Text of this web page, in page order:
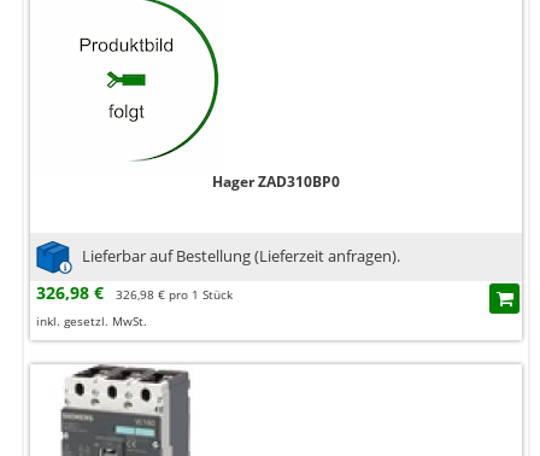
Hager ZAD310BP0
Lieferbar auf Bestellung (Lieferzeit anfragen).
326,98 €
326,98 € pro 1 Stück
inkl. gesetzl. MwSt.